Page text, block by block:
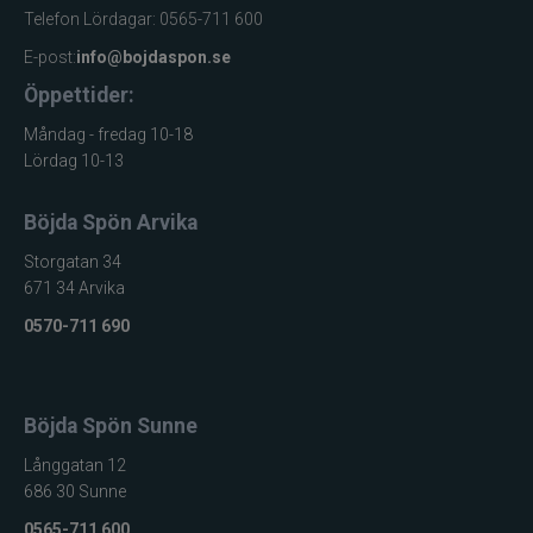
CWC
Cisco Kid
Dano Fly
Darts
Dometic
Drennan
Eiger
Telefon Lördagar: 0565-711 600
E-post:info@bojdaspon.se
Öppettider:
Måndag - fredag 10-18
Lördag 10-13
Böjda Spön Arvika
Storgatan 34
671 34 Arvika
0570-711 690
Böjda Spön Sunne
Långgatan 12
686 30 Sunne